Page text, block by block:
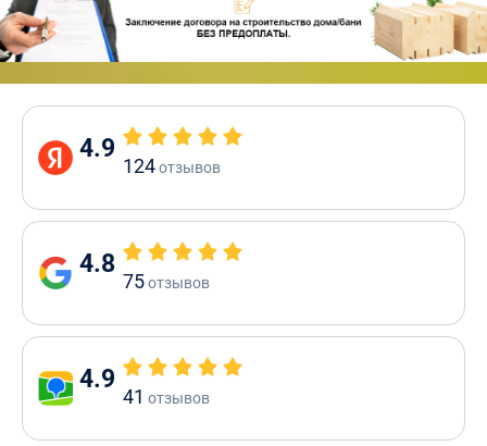
4.9
124отзывов
4.8
75отзывов
4.9
41 отзывов